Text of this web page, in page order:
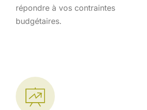
répondre à vos contraintes
budgétaires.